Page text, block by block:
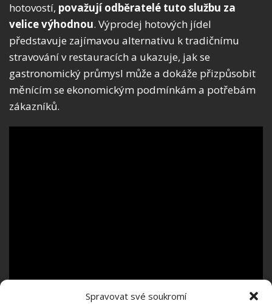
Spravovat své soukromí
hotovostí, považují odběratelé tuto službu za
velice výhodnou. Výprodej hotových jídel
představuje zajímavou alternativu k tradičnímu
stravování v restauracích a ukazuje, jak se
gastronomický průmysl může a dokáže přizpůsobit
měnícím se ekonomickým podmínkám a potřebám
zákazníků.